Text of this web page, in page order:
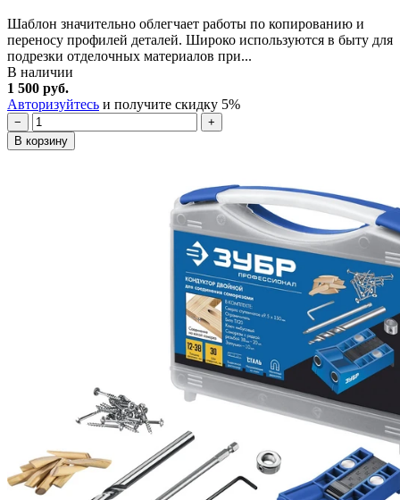
Шаблон значительно облегчает работы по копированию и
переносу профилей деталей. Широко используются в быту для
подрезки отделочных материалов при...
В наличии
1 500 руб.
Авторизуйтесь и получите скидку 5%
−
+
В корзину